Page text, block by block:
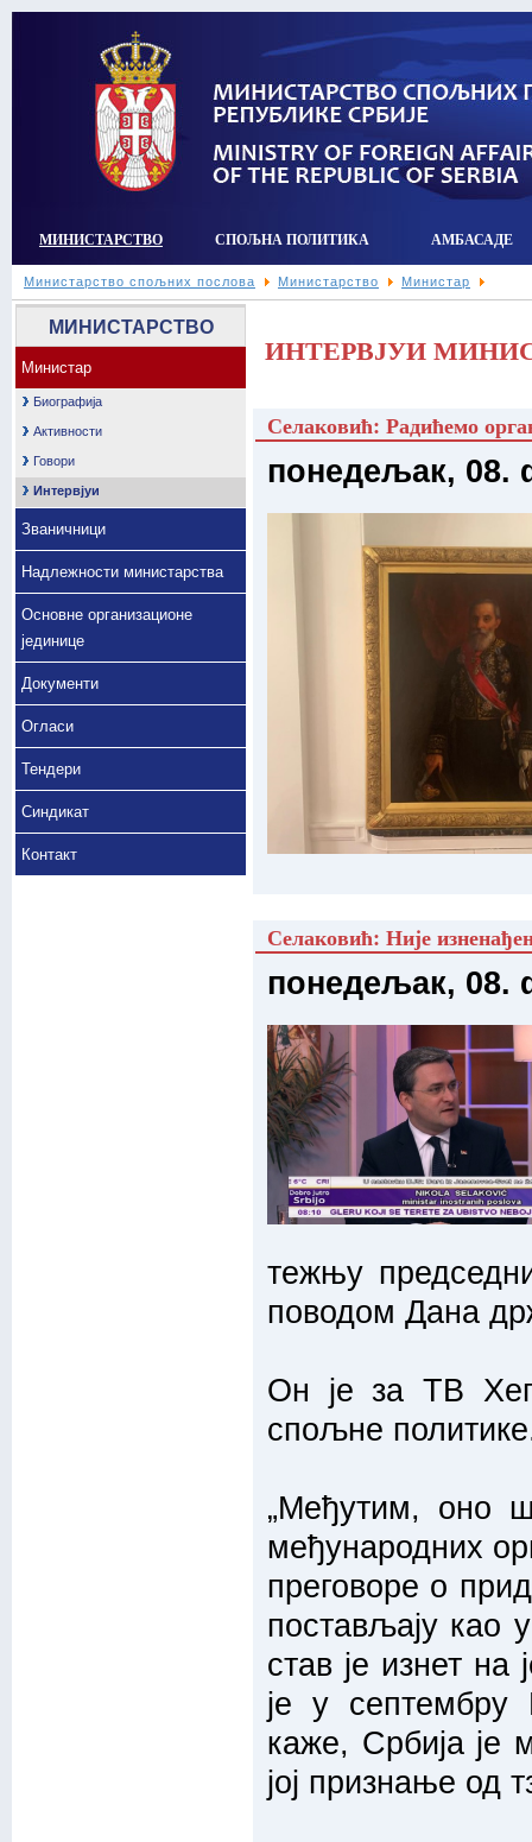
МИНИСТАРСТВО СПОЉНА ПОЛИТИКА АМБАСАДЕ
Министарство спољних послова Министарство Министар
МИНИСТАРСТВО
Министар
Биографија
Активности
Говори
Интервјуи
Званичници
Надлежности министарства
Основне организационе
јединице
Документи
Огласи
Тендери
Синдикат
Контакт
ИНТЕРВЈУИ
Селаковић: Радићемо
понедељак, 08.
Селаковић: Није
понедељак, 08.
тежњу
поводом Дана
Он је за ТВ
спољне
„Међутим, оно
међународних
преговоре о
постављају као
став је изнет на
је у септембру
каже, Србија је
јој признање од